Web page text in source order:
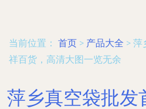
当前位置： 首页 > 产品大全 > 萍
祥百货，高清大图一览无余
萍乡真空袋批发